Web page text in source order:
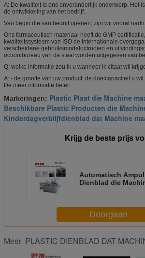
A: De kwaliteit is ons onveranderlijk onderwerp. Het
de ontwikkeling van het bedrijf.
Van begin die van bedrijf openen, zijn wij vooral
Ons farmaceutisch materiaal heeft de GMP
kwaliteitssysteem van ISO de internationale
verscheidene gebruiksmodeloctrooien en
octrooibureau van de staat worden uitgegeven van
Q: welke informatie zou ik u wanneer ik citaat wil
A: - de grootte van uw product, de doelcapaciteit u
De meer informatie beter.
Markeringen: Plastic Plaat die Machine
Beschikbare Plastic Producten die
Kinderdagverblijfdienblad dat Machine
Krijg de beste prijs
Automatisch
Dienblad die
Doorgaan
Meer PLASTIC DIENBLAD DAT